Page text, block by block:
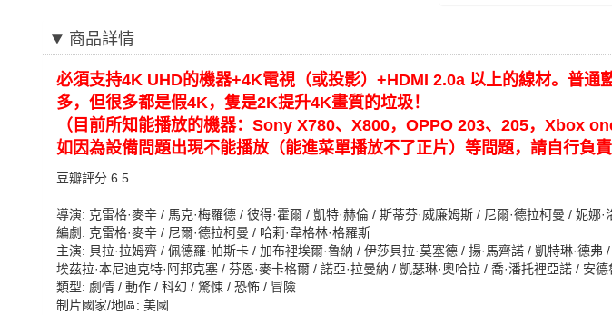
商品詳情
必須支持4K UHD的機器+4K電視（或投影）+HDMI 2.0a 以上的線材。普
多，但很多都是假4K，隻是2K提升4K畫質的垃圾！
（目前所知能播放的機器：Sony X780、X800，OPPO 203、205，Xbox
如因為設備問題出現不能播放（能進菜單播放不了正片）等問題，請自行負責
豆瓣評分 6.5
導演: 克雷格·麥辛 / 馬克·梅羅德 / 彼得·霍爾 / 凱特·赫倫 / 斯蒂芬·威廉姆斯 / 尼爾·德拉柯曼 / 妮娜·
編劇: 克雷格·麥辛 / 尼爾·德拉柯曼 / 哈莉·韋格林·格羅斯
主演: 貝拉·拉姆齊 / 佩德羅·帕斯卡 / 加布裡埃爾·魯納 / 伊莎貝拉·莫塞德 / 揚·馬齊諾 / 凱特琳·德
埃茲拉·本尼迪克特·阿邦克塞 / 芬恩·麥卡格爾 / 諾亞·拉曼納 / 凱瑟琳·奧哈拉 / 喬·潘托裡亞諾 /
類型: 劇情 / 動作 / 科幻 / 驚悚 / 恐怖 / 冒險
制片國家/地區: 美國